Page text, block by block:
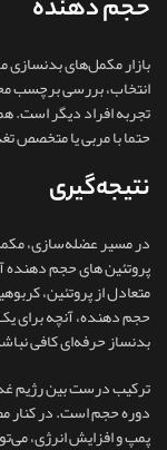
حجم دهنده
بازار مکمل‌های بدنسازی
انتخاب، بررسی برچسب
تجربه افراد دیگر است.
حتما با مربی یا متخصص
نتیجه‌گیری
در مسیر عضله‌سازی،
پروتئین های حجم دهنده
متعادل از پروتئین،
حجم دهنده، آنچه برای
بدنساز حرفه‌ای کافی
ترکیب درست بین رژیم
دوره حجم است. در کنار
پمپ و افزایش انرژی،